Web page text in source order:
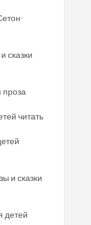
сказки
читать
и сказки
детей